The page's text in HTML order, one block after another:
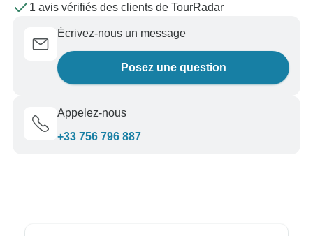
1 avis vérifiés des clients de TourRadar
Écrivez-nous un message
Posez une question
Appelez-nous
+33 756 796 887